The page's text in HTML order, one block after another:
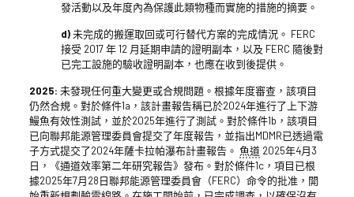
發活動以及年度內為保護此類物種而實施的措施的摘要。
d)未完成的搬運取回或可行替代方案的完成情況。 FERC
接受 2017 年 12 月延期申請的證明副本，以及 FERC 隨後對
已完工設施的驗收證明副本，也應在收到後提供。
2025: 未發現任何重大變更或合規問題。根據年度審查，該項目
仍然合規。對於條件1a，該計畫報告稱已於2024年進行了上下游
鰻魚有效性測試，並於2025年進行了測試。對於條件1b，該項目
已向聯邦能源管理委員會提交了年度報告，並指出MDMR已透過電
子方式提交了2024年薩卡拉帕瀑布計畫報告。 魚道2025年4月3
日，《通道效率第二年研究報告》發布。對於條件1c，項目已根
據2025年7月28日聯邦能源管理委員會（FERC）命令的批准，開